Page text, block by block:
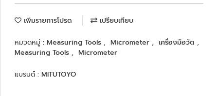
เพิ่มรายการโปรด เปรียบเทียบ
หมวดหมู่ : Measuring Tools , Micrometer , เครื่องมือวัด ,
Measuring Tools , Micrometer
แบรนด์ : MITUTOYO